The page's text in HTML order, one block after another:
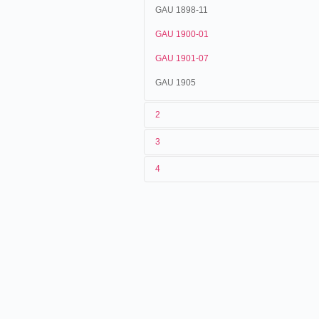
GAU 1898-11
GAU 1900-01
GAU 1901-07
GAU 1905
2
2
3
4